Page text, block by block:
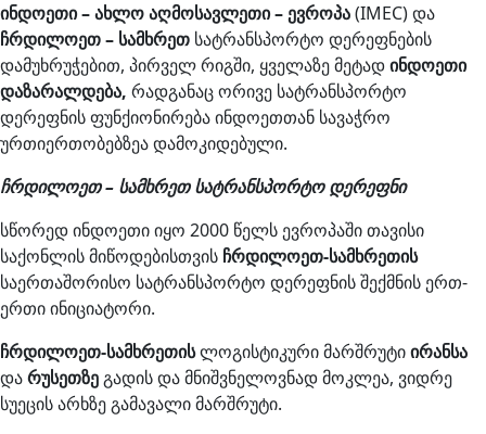
ინდოეთი–ახლოაღმოსავლეთი–ევროპა(IMEC) და
ჩრდილოეთ– სამხრეთ სატრანსპორტო დერეფნების
დამუხრუჭებით, პირველ რიგში, ყველაზე მეტადინდოეთი
დაზარალდება, რადგანაც ორივე სატრანსპორტო
დერეფნის ფუნქიონირება ინდოეთთან სავაჭრო
ურთიერთობებზეა დამოკიდებული.
ჩრდილოეთ– სამხრეთ სატრანსპორტო დერეფნი
სწორედ ინდოეთი იყო 2000 წელს ევროპაში თავისი
საქონლის მიწოდებისთვის ჩრდილოეთ-სამხრეთის
საერთაშორისო სატრანსპორტო დერეფნის შექმნის ერთ-
ერთი ინიციატორი.
ჩრდილოეთ-სამხრეთისლოგისტიკური მარშრუტიირანსა
დარუსეთზეგადის და მნიშვნელოვნად მოკლეა, ვიდრე
სუეცის არხზე გამავალი მარშრუტი.